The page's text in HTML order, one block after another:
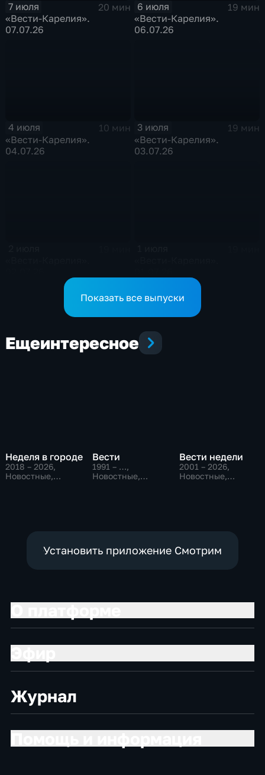
7 июля
20 мин
«Вести-Карелия».
07.07.26
6 июля
19 мин
«Вести-Карелия».
06.07.26
4 июля
10 мин
«Вести-Карелия».
04.07.26
3 июля
19 мин
«Вести-Карелия».
03.07.26
Показать все выпуски
Ещеинтересное
Неделя в городе
2018 – 2026,
Новостные,
Вести
1991 – …,
Новостные,
Вести недели
2001 – 2026,
Новостные,
Установить приложение Смотрим
Журнал